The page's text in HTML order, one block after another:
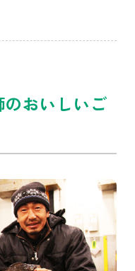
おいしいご